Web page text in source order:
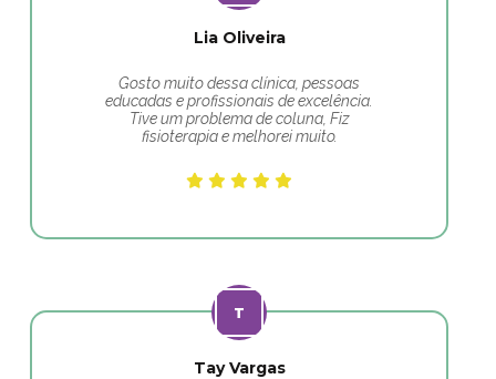
Lia Oliveira
Gosto muito dessa clínica, pessoas
educadas e profissionais de excelência.
Tive um problema de coluna, Fiz
fisioterapia e melhorei muito.
Tay Vargas